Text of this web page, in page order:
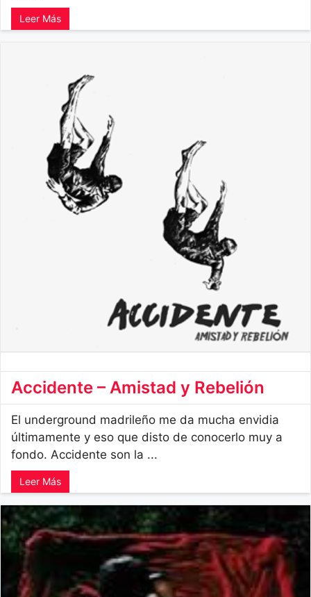
Leer Más
Accidente – Amistad y Rebelión
El underground madrileño me da mucha envidia
últimamente y eso que disto de conocerlo muy a
fondo. Accidente son la ...
Leer Más